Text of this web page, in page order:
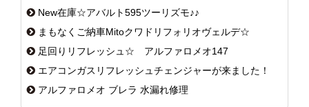
New在庫☆アバルト595ツーリズモ♪♪
まもなくご納車Mitoクワドリフォリオヴェルデ☆
足回りリフレッシュ☆ アルファロメオ147
エアコンガスリフレッシュチェンジャーが来ました！
アルファロメオ ブレラ 水漏れ修理